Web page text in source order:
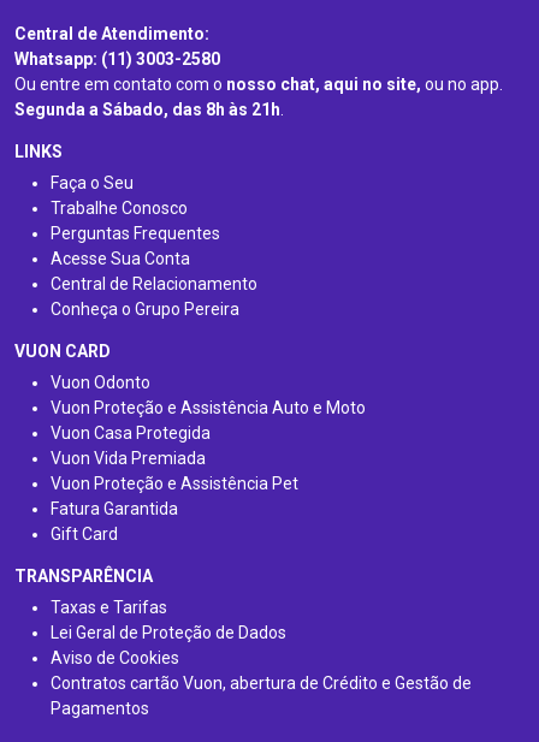
Central de Atendimento:
Whatsapp: (11) 3003-2580
Ou entre em contato com o nosso chat, aqui no site, ou no app.
Segunda a Sábado, das 8h às 21h.
LINKS
Faça o Seu
Trabalhe Conosco
Perguntas Frequentes
Acesse Sua Conta
Central de Relacionamento
Conheça o Grupo Pereira
VUON CARD
Vuon Odonto
Vuon Proteção e Assistência Auto e Moto
Vuon Casa Protegida
Vuon Vida Premiada
Vuon Proteção e Assistência Pet
Fatura Garantida
Gift Card
TRANSPARÊNCIA
Taxas e Tarifas
Lei Geral de Proteção de Dados
Aviso de Cookies
Contratos cartão Vuon, abertura de Crédito e Gestão de
Pagamentos